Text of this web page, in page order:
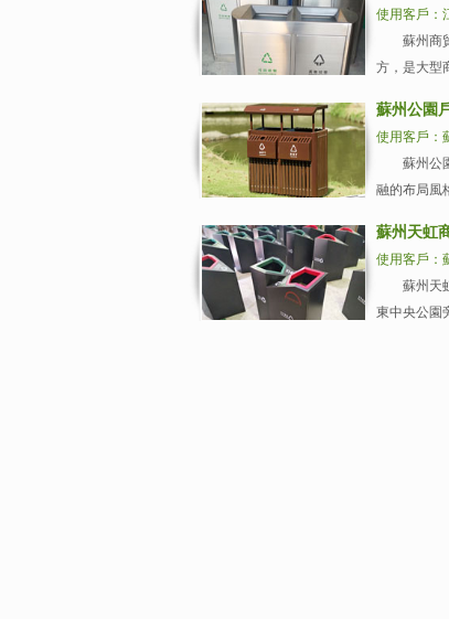
使用客戶：
蘇州商貿
方，是大型
蘇州公園
使用客戶：
蘇州公園
融的布局風
蘇州天虹
使用客戶：
蘇州天虹
東中央公園